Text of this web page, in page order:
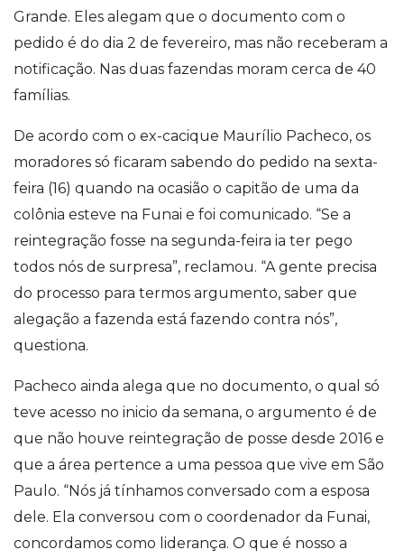
Grande. Eles alegam que o documento com o
pedido é do dia 2 de fevereiro, mas não receberam a
notificação. Nas duas fazendas moram cerca de 40
famílias.
De acordo com o ex-cacique Maurílio Pacheco, os
moradores só ficaram sabendo do pedido na sexta-
feira (16) quando na ocasião o capitão de uma da
colônia esteve na Funai e foi comunicado. “Se a
reintegração fosse na segunda-feira ia ter pego
todos nós de surpresa”, reclamou. “A gente precisa
do processo para termos argumento, saber que
alegação a fazenda está fazendo contra nós”,
questiona.
Pacheco ainda alega que no documento, o qual só
teve acesso no inicio da semana, o argumento é de
que não houve reintegração de posse desde 2016 e
que a área pertence a uma pessoa que vive em São
Paulo. “Nós já tínhamos conversado com a esposa
dele. Ela conversou com o coordenador da Funai,
concordamos como liderança. O que é nosso a